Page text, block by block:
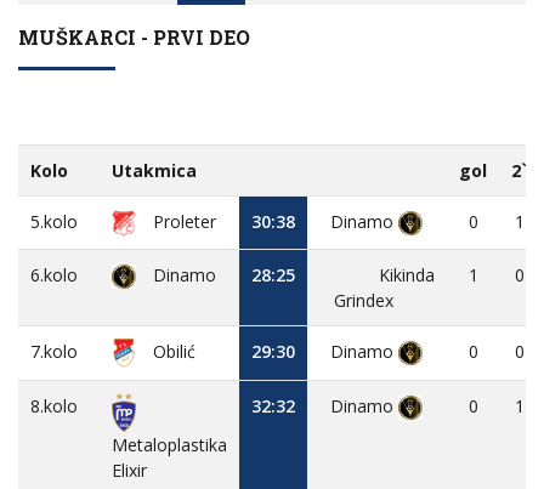
MUŠKARCI - PRVI DEO
Kolo Utakmica gol 2`
5.kolo Proleter 30:38 Dinamo 0 1
6.kolo Dinamo 28:25
Kikinda
Grindex
1 0
7.kolo Obilić 29:30 Dinamo 0 0
8.kolo
Metaloplastika
Elixir
32:32 Dinamo 0 1